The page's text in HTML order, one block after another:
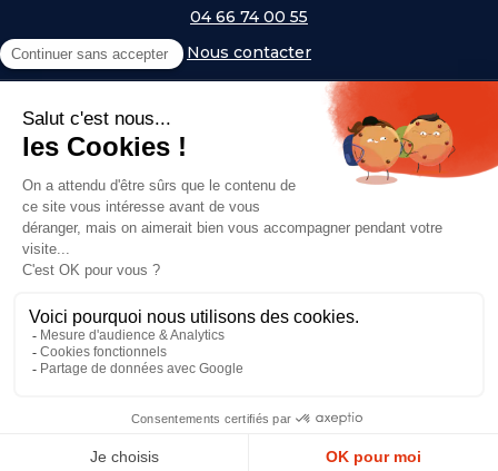
04 66 74 00 55
Nous contacter
NOS UNIVERS
- Serem
- Lifetime
- Mottez
- JAD Groupe
© Copyright 2026, Top Equip' - Réalisé parAgence Off